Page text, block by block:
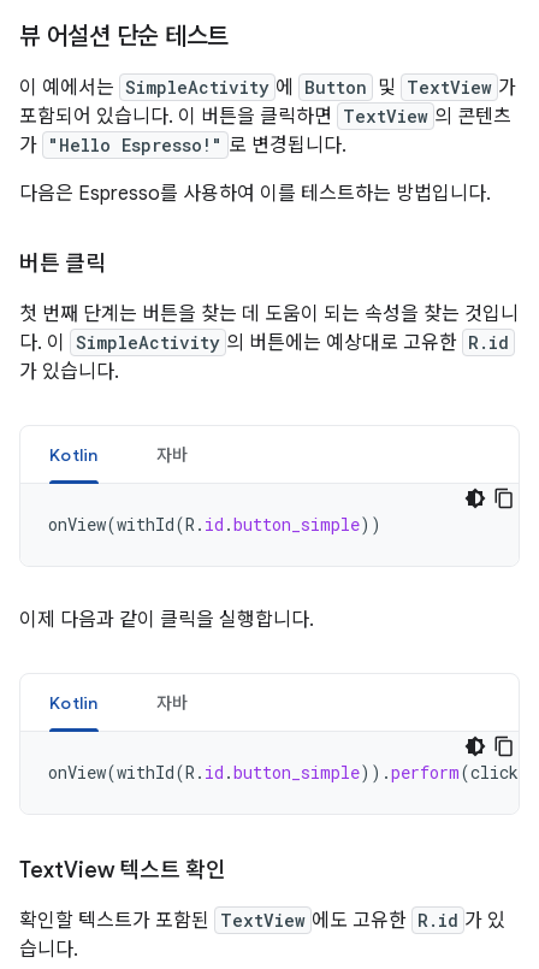
뷰 어설션 단순 테스트
이 예에서는 SimpleActivity 에 Button 및 TextView 가
포함되어 있습니다. 이 버튼을 클릭하면
TextView 의 콘텐츠
가 "Hello Espresso!" 로 변경됩니다.
다음은 Espresso를 사용하여 이를 테스트하는 방법입니다.
버튼 클릭
첫 번째 단계는 버튼을 찾는 데 도움이 되는 속성을 찾는 것입니
다. 이
SimpleActivity 의 버튼에는 예상대로 고유한 R.id
가 있습니다.
Kotlin 자바
onView(withId(R . id .button_simple))
이제 다음과 같이 클릭을 실행합니다.
Kotlin 자바
onView(withId(R . id .button_simple)).perform(click
TextView 텍스트 확인
확인할 텍스트가 포함된 TextView 에도 고유한 R.id 가 있
습니다.